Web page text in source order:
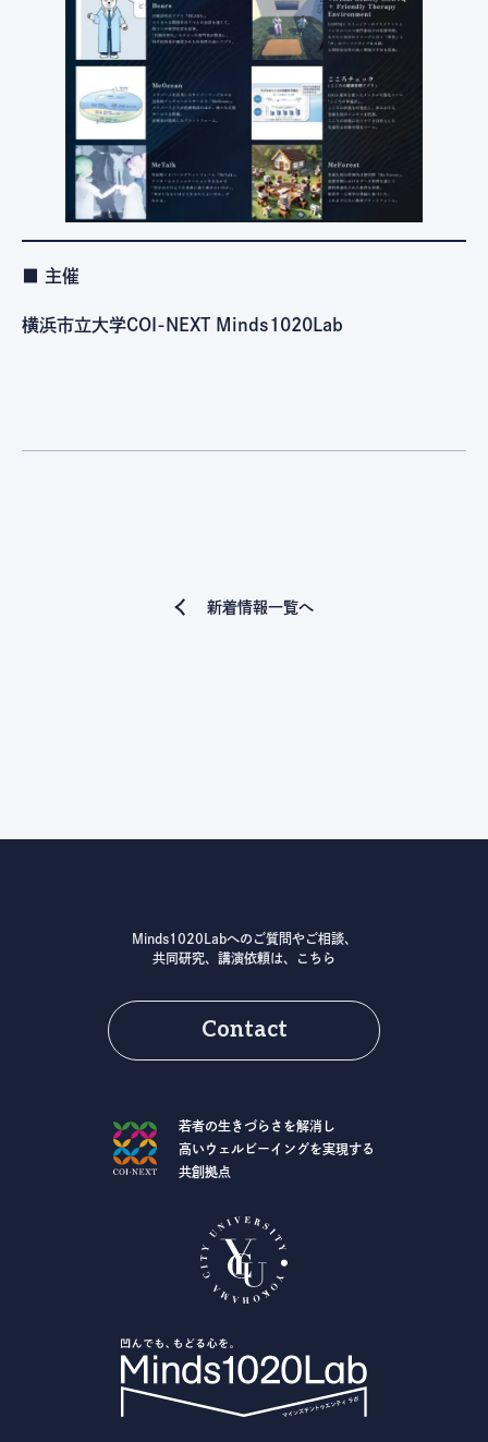
■ 主催
横浜市立大学COI-NEXT Minds1020Lab
新着情報一覧へ
Minds1020Labへのご質問やご相談、
共同研究、講演依頼は、こちら
Contact
若者の生きづらさを解消し
高いウェルビーイングを実現する
共創拠点